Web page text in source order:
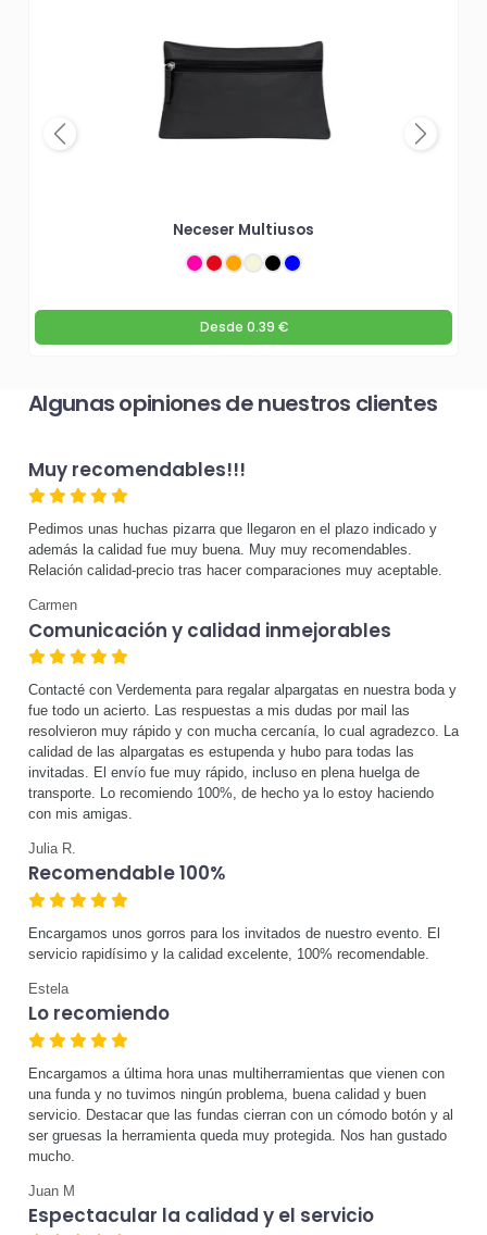
Neceser Multiusos
Desde 0.39 €
Previous Next
Algunas opiniones de nuestros clientes
Muy recomendables!!!
Pedimos unas huchas pizarra que llegaron en el plazo indicado y
además la calidad fue muy buena. Muy muy recomendables.
Relación calidad-precio tras hacer comparaciones muy aceptable.
Carmen
Comunicación y calidad inmejorables
Contacté con Verdementa para regalar alpargatas en nuestra boda y
fue todo un acierto. Las respuestas a mis dudas por mail las
resolvieron muy rápido y con mucha cercanía, lo cual agradezco. La
calidad de las alpargatas es estupenda y hubo para todas las
invitadas. El envío fue muy rápido, incluso en plena huelga de
transporte. Lo recomiendo 100%, de hecho ya lo estoy haciendo
con mis amigas.
Julia R.
Recomendable 100%
Encargamos unos gorros para los invitados de nuestro evento. El
servicio rapidísimo y la calidad excelente, 100% recomendable.
Estela
Lo recomiendo
Encargamos a última hora unas multiherramientas que vienen con
una funda y no tuvimos ningún problema, buena calidad y buen
servicio. Destacar que las fundas cierran con un cómodo botón y al
ser gruesas la herramienta queda muy protegida. Nos han gustado
mucho.
Juan M
Espectacular la calidad y el servicio